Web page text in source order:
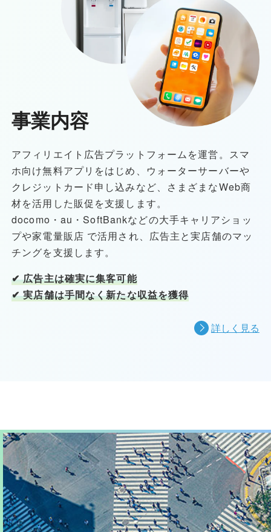
事業内容
アフィリエイト広告プラットフォームを運営。スマ
ホ向け無料アプリをはじめ、ウォーターサーバーや
クレジットカード申し込みなど、さまざまなWeb商
材を活用した販促を支援します。
docomo・au・SoftBankなどの大手キャリアショッ
プや家電量販店 で活用され、広告主と実店舗のマッ
チングを支援します。
✔ 広告主は確実に集客可能
✔ 実店舗は手間なく新たな収益を獲得
詳しく見る